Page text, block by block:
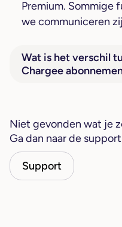
Premium. Sommige
we communiceren
Wat is het verschil
Chargee
Niet gevonden wat je
Ga dan naar de
Support